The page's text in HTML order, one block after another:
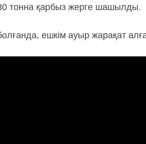
тонна қарбыз жерге шашылды.
ешкім ауыр жарақат